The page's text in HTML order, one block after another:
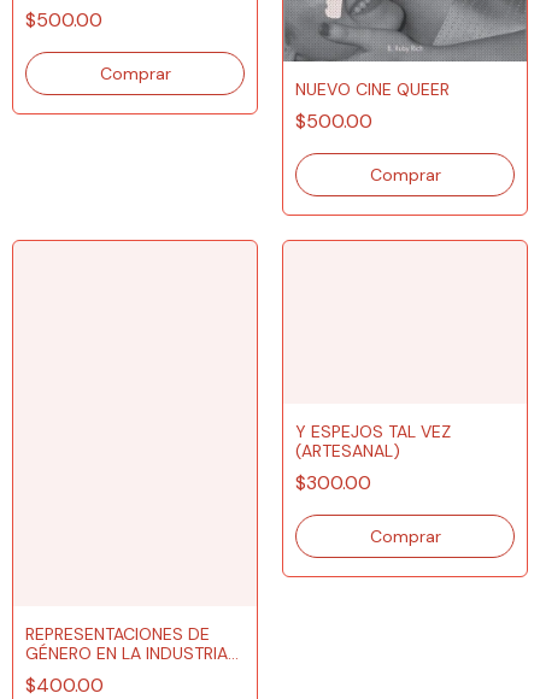
$500.00
NUEVO CINE QUEER
$500.00
REPRESENTACIONES DE
GÉNERO EN LA INDUSTRIA
AUDIOVISUAL
$400.00
Y ESPEJOS TAL VEZ
(ARTESANAL)
$300.00